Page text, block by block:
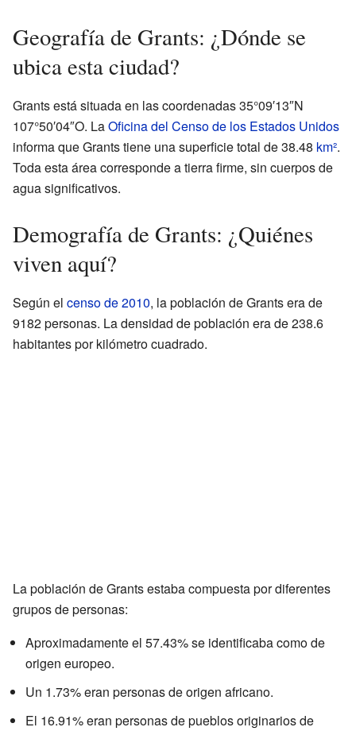
Geografía de Grants: ¿Dónde se
ubica esta ciudad?
Grants está situada en las coordenadas 35°09′13″N
107°50′04″O. LaOficina del Censo de los Estados Unidos
informa que Grants tiene una superficie total de 38.48 km².
Toda esta área corresponde a tierra firme, sin cuerpos de
agua significativos.
Demografía de Grants: ¿Quiénes
viven aquí?
Según el censo de 2010, la población de Grants era de
9182 personas. La densidad de población era de 238.6
habitantes por kilómetro cuadrado.
La población de Grants estaba compuesta por diferentes
grupos de personas:
Aproximadamente el 57.43% se identificaba como de
origen europeo.
Un 1.73% eran personas de origen africano.
El 16.91% eran personas de pueblos originarios de